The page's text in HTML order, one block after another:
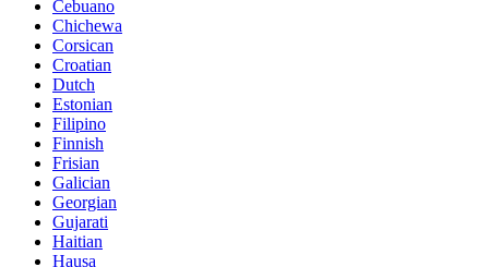
Cebuano
Chichewa
Corsican
Croatian
Dutch
Estonian
Filipino
Finnish
Frisian
Galician
Georgian
Gujarati
Haitian
Hausa